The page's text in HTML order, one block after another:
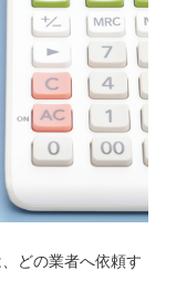
どの業者へ依頼す